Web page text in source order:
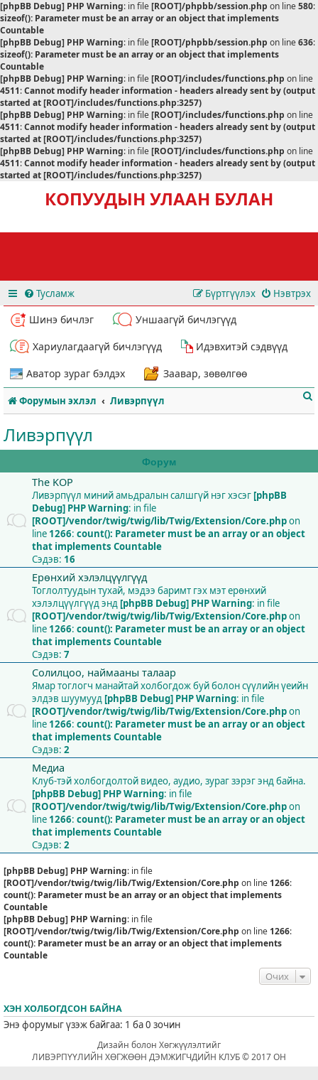
[phpBB Debug] PHP Warning: in file[ROOT]/phpbb/session.php on line580:
sizeof(): Parameter must be an array or an object that implements
Countable
[phpBB Debug] PHP Warning: in file[ROOT]/phpbb/session.php on line636:
sizeof(): Parameter must be an array or an object that implements
Countable
[phpBB Debug] PHP Warning: in file[ROOT]/includes/functions.php on line
4511:Cannot modify header information - headers already sent by (output
started at [ROOT]/includes/functions.php:3257)
[phpBB Debug] PHP Warning: in file[ROOT]/includes/functions.php on line
4511:Cannot modify header information - headers already sent by (output
started at [ROOT]/includes/functions.php:3257)
[phpBB Debug] PHP Warning: in file[ROOT]/includes/functions.php on line
4511:Cannot modify header information - headers already sent by (output
started at [ROOT]/includes/functions.php:3257)
КОПУУДЫН УЛААН БУЛАН
Тусламж Нэвтрэх
Бүртгүүлэх
Шинэ бичлэг
Уншаагүй бичлэгүүд
Хариулагдаагүй бичлэгүүд
Идэвхитэй сэдвүүд
Аватор зураг бэлдэх
Заавар, зөвөлгөө
Форумын эхлэл Ливэрпүүл
Ливэрпүүл
Форум
The KOP
Ливэрпүүл миний амьдралын салшгүй нэг хэсэг [phpBB
Debug] PHP Warning: in file
[ROOT]/vendor/twig/twig/lib/Twig/Extension/Core.phpon
line 1266: count(): Parameter must be an array or an object
that implements Countable
Сэдэв: 16
Ерөнхий хэлэлцүүлгүүд
Тоглолтуудын тухай, мэдээ баримт гэх мэт ерөнхий
хэлэлцүүлгүүд энд [phpBB Debug] PHP Warning: in file
[ROOT]/vendor/twig/twig/lib/Twig/Extension/Core.phpon
line 1266: count(): Parameter must be an array or an object
that implements Countable
Сэдэв: 7
Солилцоо, наймааны талаар
Ямар тоглогч манайтай холбогдож буй болон сүүлийн үеийн
элдэв шуумууд [phpBB Debug] PHP Warning: in file
[ROOT]/vendor/twig/twig/lib/Twig/Extension/Core.phpon
line 1266: count(): Parameter must be an array or an object
that implements Countable
Сэдэв: 2
Медиа
Клуб-тэй холбогдолтой видео, аудио, зураг зэрэг энд байна.
[phpBB Debug] PHP Warning: in file
[ROOT]/vendor/twig/twig/lib/Twig/Extension/Core.phpon
line 1266: count(): Parameter must be an array or an object
that implements Countable
Сэдэв: 2
[phpBB Debug] PHP Warning: in file
[ROOT]/vendor/twig/twig/lib/Twig/Extension/Core.php on line 1266:
count(): Parameter must be an array or an object that implements
Countable
[phpBB Debug] PHP Warning: in file
[ROOT]/vendor/twig/twig/lib/Twig/Extension/Core.php on line 1266:
count(): Parameter must be an array or an object that implements
Countable
Очих
ХЭН ХОЛБОГДСОН БАЙНА
Энэ форумыг үзэж байгаа: 1 ба 0 зочин
Дизайн болон Хөгжүүлэлтийг
ЛИВЭРПҮҮЛИЙН ХӨГЖӨӨН ДЭМЖИГЧДИЙН КЛУБ © 2017 ОН